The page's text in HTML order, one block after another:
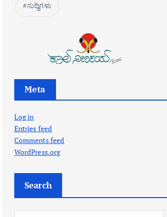
ಸುದ್ದಿಗಳು
Meta
Log in
Entries feed
Comments feed
WordPress.org
Search